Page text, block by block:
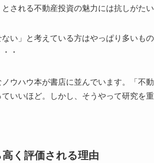
される不動産投資の魅力には抗しがたい
い」と考えている方はやっぱり多いも
・
ウハウ本が書店に並んでいます。「不
いいほど。しかし、そうやって研究を
高く評価される理由